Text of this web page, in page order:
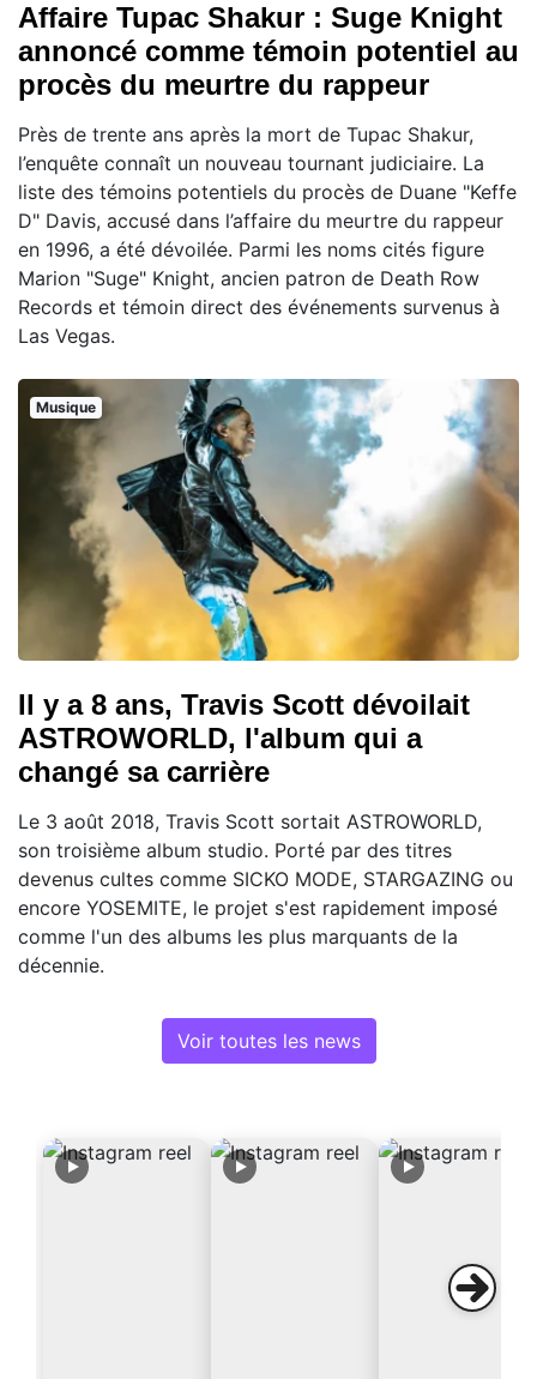
Affaire Tupac Shakur : Suge Knight
annoncé comme témoin potentiel au
procès du meurtre du rappeur
Près de trente ans après la mort de Tupac Shakur,
l’enquête connaît un nouveau tournant judiciaire. La
liste des témoins potentiels du procès de Duane "Keffe
D" Davis, accusé dans l’affaire du meurtre du rappeur
en 1996, a été dévoilée. Parmi les noms cités figure
Marion "Suge" Knight, ancien patron de Death Row
Records et témoin direct des événements survenus à
Las Vegas.
Musique
Il y a 8 ans, Travis Scott dévoilait
ASTROWORLD, l'album qui a
changé sa carrière
Le 3 août 2018, Travis Scott sortait ASTROWORLD,
son troisième album studio. Porté par des titres
devenus cultes comme SICKO MODE, STARGAZING ou
encore YOSEMITE, le projet s'est rapidement imposé
comme l'un des albums les plus marquants de la
décennie.
Voir toutes les news